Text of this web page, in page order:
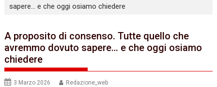
sapere… e che oggi osiamo chiedere
A proposito di consenso. Tutte quello che
avremmo dovuto sapere… e che oggi osiamo
chiedere
3 Marzo 2026 Redazione_web